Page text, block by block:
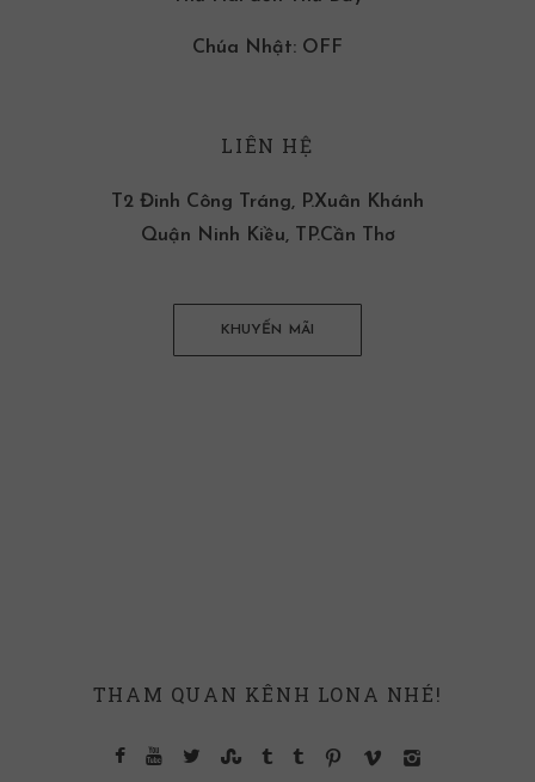
Chúa Nhật: OFF
LIÊN HỆ
T2 Đinh Công Tráng, P.Xuân Khánh
Quận Ninh Kiều, TP.Cần Thơ
KHUYẾN MÃI
THAM QUAN KÊNH LONA NHÉ!